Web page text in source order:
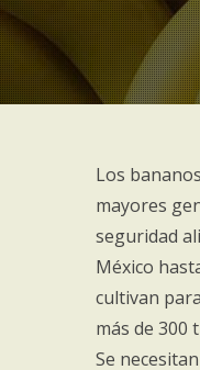
Los
mayores
seguridad
México
cultivan
más de 300
Se